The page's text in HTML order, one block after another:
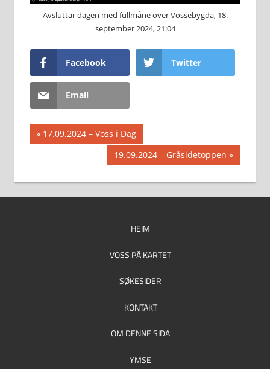
Avsluttar dagen med fullmåne over Vossebygda, 18.
september 2024, 21:04
Facebook Twitter
Email
Innleggsnavigasjon
Previous
Post:
17.09.2024 – Voss i Dag
Next
Post:
19.09.2024 – Gråsidetoppen
HEIM
VOSS PÅ KARTET
SØKESIDER
KONTAKT
OM DENNE SIDA
YMSE